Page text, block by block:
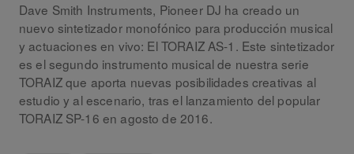
Dave Smith Instruments, Pioneer DJ ha creado un
nuevo sintetizador monofónico para producción musical
y actuaciones en vivo: El TORAIZ AS-1. Este sintetizador
es el segundo instrumento musical de nuestra serie
TORAIZ que aporta nuevas posibilidades creativas al
estudio y al escenario, tras el lanzamiento del popular
TORAIZ SP-16 en agosto de 2016.